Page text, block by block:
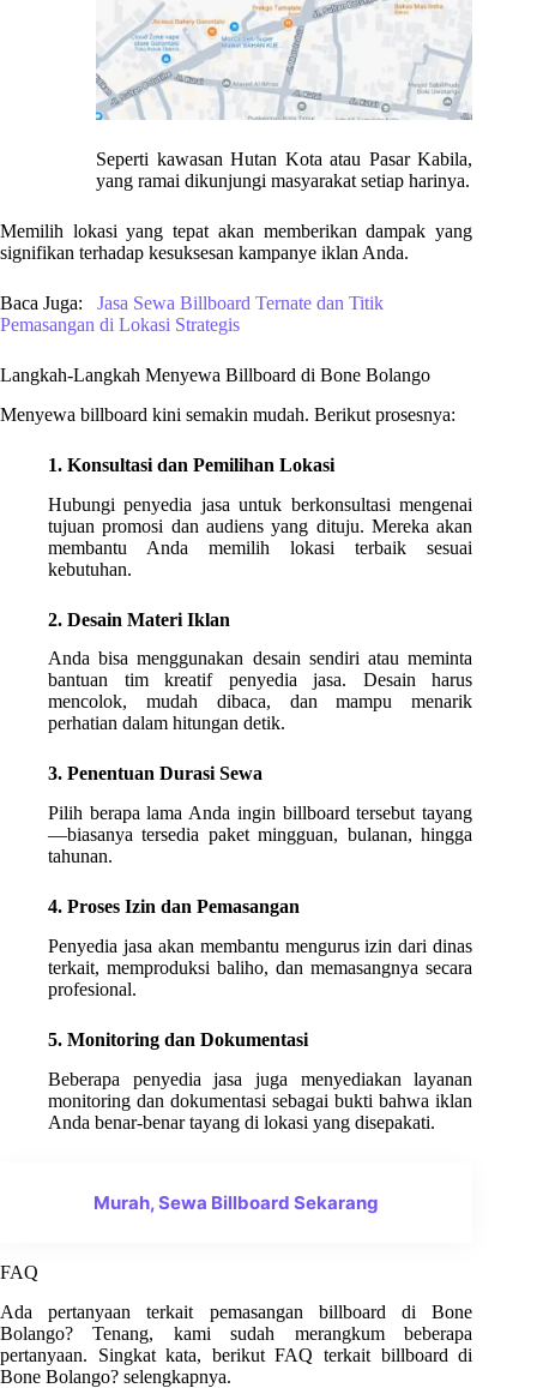
Seperti kawasan Hutan Kota atau Pasar Kabila,
yang ramai dikunjungi masyarakat setiap harinya.
Memilih lokasi yang tepat akan memberikan dampak yang
signifikan terhadap kesuksesan kampanye iklan Anda.
Baca Juga: Jasa Sewa Billboard Ternate dan Titik
Pemasangan di Lokasi Strategis
Langkah-Langkah Menyewa Billboard di Bone Bolango
Menyewa billboard kini semakin mudah. Berikut prosesnya:
1. Konsultasi dan Pemilihan Lokasi
Hubungi penyedia jasa untuk berkonsultasi mengenai
tujuan promosi dan audiens yang dituju. Mereka akan
membantu Anda memilih lokasi terbaik sesuai
kebutuhan.
2. Desain Materi Iklan
Anda bisa menggunakan desain sendiri atau meminta
bantuan tim kreatif penyedia jasa. Desain harus
mencolok, mudah dibaca, dan mampu menarik
perhatian dalam hitungan detik.
3. Penentuan Durasi Sewa
Pilih berapa lama Anda ingin billboard tersebut tayang
—biasanya tersedia paket mingguan, bulanan, hingga
tahunan.
4. Proses Izin dan Pemasangan
Penyedia jasa akan membantu mengurus izin dari dinas
terkait, memproduksi baliho, dan memasangnya secara
profesional.
5. Monitoring dan Dokumentasi
Beberapa penyedia jasa juga menyediakan layanan
monitoring dan dokumentasi sebagai bukti bahwa iklan
Anda benar-benar tayang di lokasi yang disepakati.
Murah, Sewa Billboard Sekarang
FAQ
Ada pertanyaan terkait pemasangan billboard di Bone
Bolango? Tenang, kami sudah merangkum beberapa
pertanyaan. Singkat kata, berikut FAQ terkait billboard di
Bone Bolango? selengkapnya.